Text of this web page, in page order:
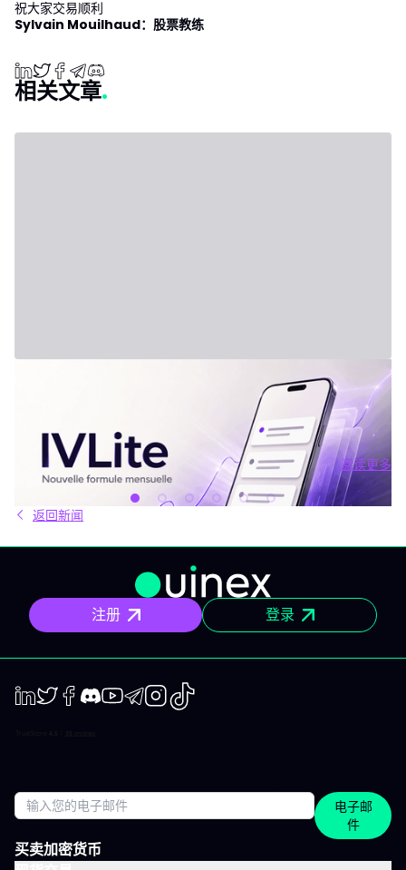
祝大家交易顺利
Sylvain Mouilhaud：股票教练
相关文章
IVLite：IVT精华通知，每月仅29欧元 清晰的计划、市场简报和回
顾，直接送达您的手机与电脑，仅此而已。 问题不在于信息匮乏，
而是过剩。每天都有数十种分析、相互矛盾的观点和信号交织在市
场中。结果就是：你推迟，把事情留到“以后”，最后只能被动应对市
场，而不是主动掌控。 IVLite正是基于这个现象而诞生的。每月
29€，只为你提供一件事：IVT的核心内容通知。 IVLite究竟是什
么？ IVLite即IVT通知的访问权，仅此而已。 具体来说，你会在手机
和电脑上收到IVT教练们制作的清晰计划、短期及中期简报和市场回
信息流，无需额外的动态，不会有无关填充内容。 专为积极投资、
但有正职工作、有生活，无法整天盯着屏幕的人设计。 你将获得哪
些内容？ 精确的市场信息 清晰的情景与关键位，一目了然。你会明
确聚焦要点，不会分心。 明确的计划 预设了操作框架：关注区域、
预期情景与失效点。你不是临场才应付市场，而是有备而来。 短中
期简报 市场波动时，我们抓住波动性；趋势确定时，我们有系统地
流与真实投资者行为。不是猜测，也不是市井杂音。 IVLite的一天
举个例子，一天的节奏大致如下： 07:45 晨间简报 开盘前设定今日
基调。 09:12 今日计划，CAC 40 明确关注点、操作情景、失效
点。 14:30 中期简报，黄金 趋势形成时，科学跟随。 22:05 市场回
医疗 加密货币：BTC、ETH、SOL和山寨币 大宗商品：黄金、原
油、白银 ETF：SPY、QQQ、MSCI World 免费、IVLite、VIP：如
何定位？ IVLite特意定位于免费账户与VIP之间。如果你想获取实用
内容但不需要全方位陪伴，这是最佳选择。 你会获得 免费 IVLite
VIP 晨间简报
阅读更多
阅读
返回新闻
注册 登录
买卖加密货币
Telegram
Instagram
电子邮
件